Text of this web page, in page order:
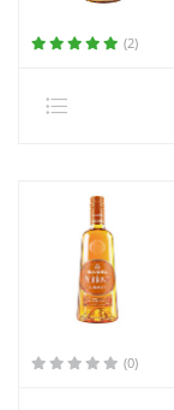
(2)
(0)